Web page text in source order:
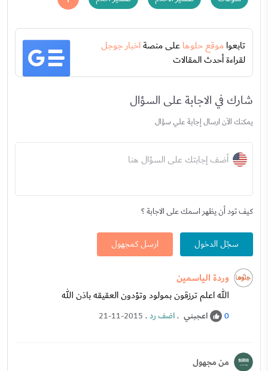
تابعواموقع حلوهاعلى منصةاخبار جوجل
لقراءة أحدث المقالات
شارك في الاجابة على السؤال
يمكنك الآن ارسال إجابة علي سؤال
أضف إجابتك على السؤال هنا
كيف تود أن يظهر اسمك على الاجابة ؟
سجّل الدخول ارسل كمجهول
وردة الياسمين
الله اعلم ترزقون بمولود وتؤدون العقيقه باذن الله
0 اعجبني .اضف رد.
21-11-2015
من مجهول